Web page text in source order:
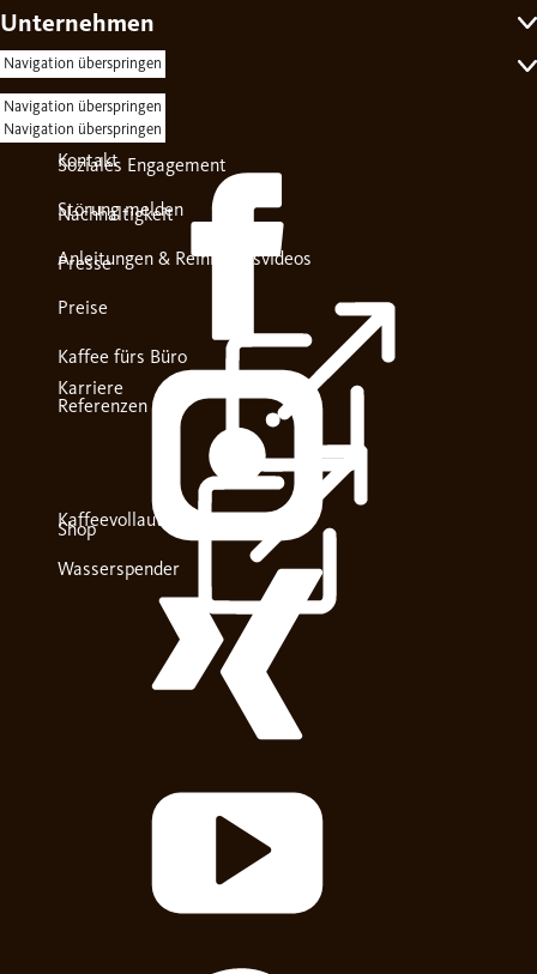
Navigation überspringen
Unternehmen
Navigation überspringen
Über uns
Soziales Engagement
Nachhaltigkeit
Presse
Karriere
Kaffeevollautomaten
Wasserspender
Self-Service
Navigation überspringen
Kontakt
Störung melden
Anleitungen & Reinigungsvideos
Preise
Kaffee fürs Büro
Referenzen
Shop